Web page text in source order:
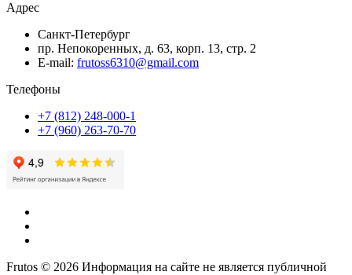
Адрес
Санкт-Петербург
пр. Непокоренных, д. 63, корп. 13, стр. 2
E-mail: frutoss6310@gmail.com
Телефоны
+7 (812) 248-000-1
+7 (960) 263-70-70
Frutos © 2026 Информация на сайте не является публичной